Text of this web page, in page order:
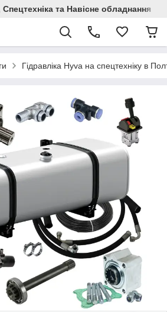
Спецтехніка та Навісне обладнання
Гідравліка Hyva на спецтехніку в